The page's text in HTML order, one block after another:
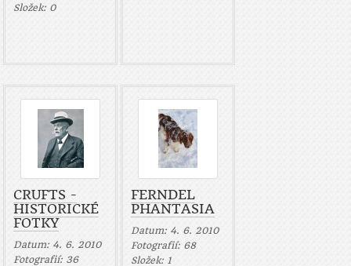
Složek: 0
CRUFTS -
HISTORICKÉ
FOTKY
Datum: 4. 6. 2010
Fotografií: 36
FERNDEL
PHANTASIA
Datum: 4. 6. 2010
Fotografií: 68
Složek: 1